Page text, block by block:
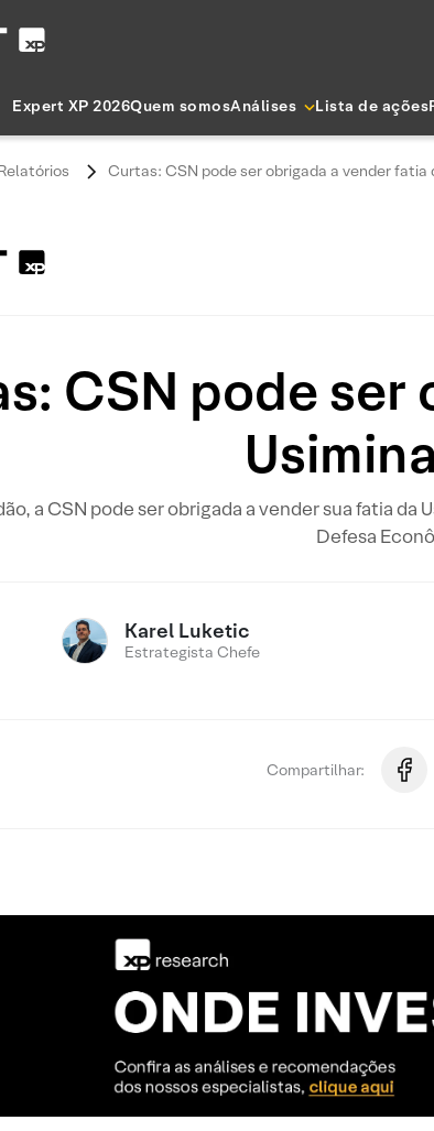
Expert XP 2026Quem somosAnálises Lista de ações
Curtas: CSN pode ser obrigada a vender fatia
CSN pode ser
a CSN pode ser obrigada a vender sua fatia
Defesa
Karel Luketic
Estrategista Chefe
Compartilhar: